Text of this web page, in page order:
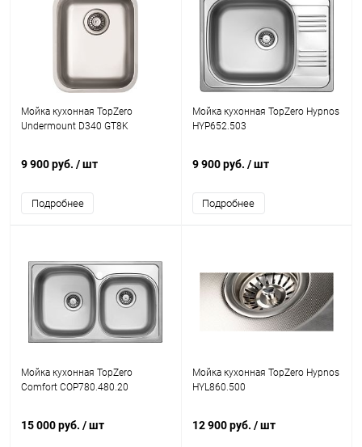
Мойка кухонная TopZero
Undermount D340 GT8K
9 900 руб. / шт
Подробнее
Мойка кухонная TopZero Hypnos
HYP652.503
9 900 руб. / шт
Подробнее
Мойка кухонная TopZero
Comfort COP780.480.20
15 000 руб. / шт
Мойка кухонная TopZero Hypnos
HYL860.500
12 900 руб. / шт